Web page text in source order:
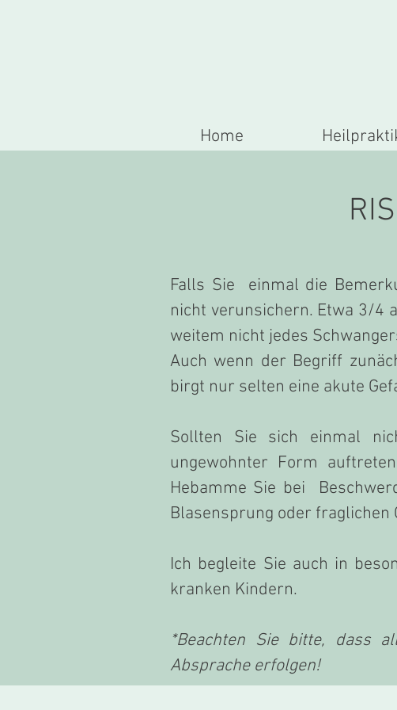
Home
Falls Sie einmal die
nicht verunsichern. Etwa 3/4
weitem nicht jedes
Auch wenn der Begriff
birgt nur selten eine akute
Sollten Sie sich einmal
ungewohnter Form
Hebamme Sie bei
Blasensprung oder
Ich begleite Sie auch in
kranken Kindern.
*Beachten Sie bitte, dass
Absprache erfolgen!